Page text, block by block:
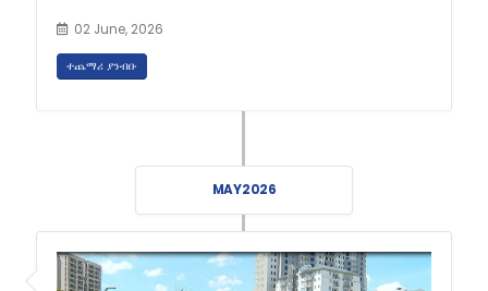
02 June, 2026
ተጨማሪ ያንብቡ
MAY 2026